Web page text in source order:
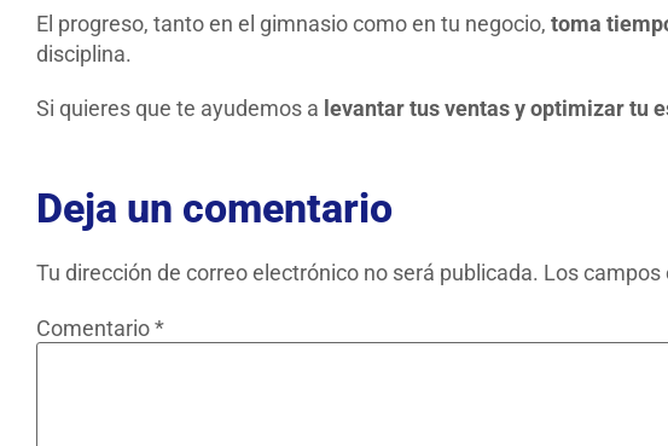
El progreso, tanto en el gimnasio como en tu negocio, toma
disciplina.
Si quieres que te ayudemos a levantar tus ventas y optimizar tu
Deja un comentario
Tu dirección de correo electrónico no será publicada. Los campos
Comentario*